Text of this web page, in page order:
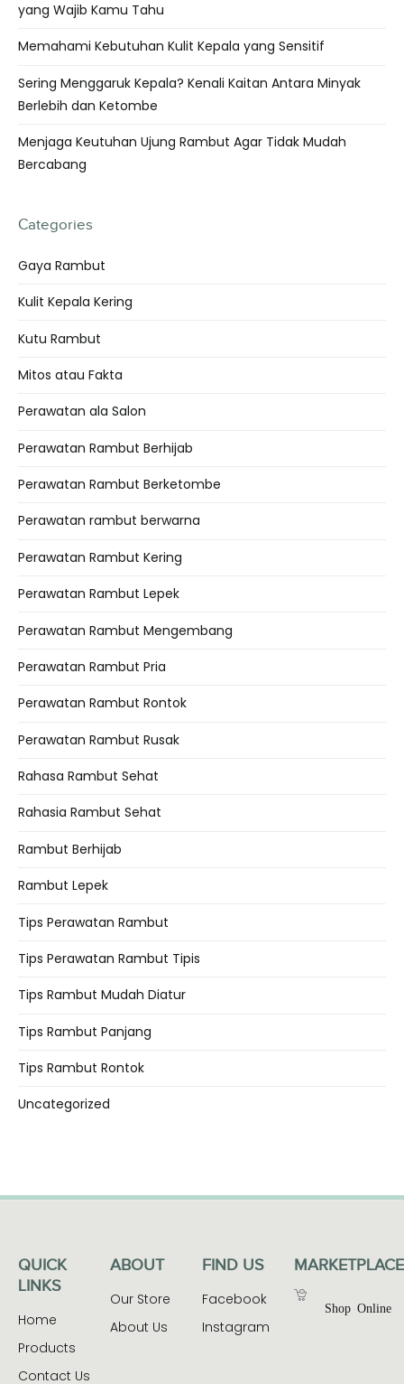
yang Wajib Kamu Tahu
Memahami Kebutuhan Kulit Kepala yang Sensitif
Sering Menggaruk Kepala? Kenali Kaitan Antara Minyak
Berlebih dan Ketombe
Menjaga Keutuhan Ujung Rambut Agar Tidak Mudah
Bercabang
Categories
Gaya Rambut
Kulit Kepala Kering
Kutu Rambut
Mitos atau Fakta
Perawatan ala Salon
Perawatan Rambut Berhijab
Perawatan Rambut Berketombe
Perawatan rambut berwarna
Perawatan Rambut Kering
Perawatan Rambut Lepek
Perawatan Rambut Mengembang
Perawatan Rambut Pria
Perawatan Rambut Rontok
Perawatan Rambut Rusak
Rahasa Rambut Sehat
Rahasia Rambut Sehat
Rambut Berhijab
Rambut Lepek
Tips Perawatan Rambut
Tips Perawatan Rambut Tipis
Tips Rambut Mudah Diatur
Tips Rambut Panjang
Tips Rambut Rontok
Uncategorized
QUICK
LINKS
Home
Products
Contact Us
ABOUT
Our Store
About Us
FIND US
Facebook
Instagram
MARKETPLACE
Shop Online